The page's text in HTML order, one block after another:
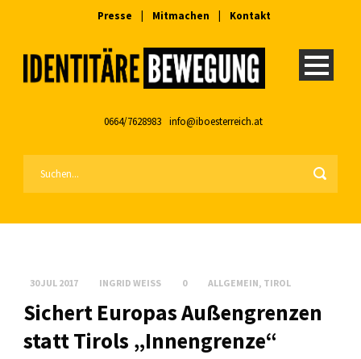
Presse Mitmachen Kontakt
0664/7628983 info@iboesterreich.at
30 JUL 2017 INGRID WEISS 0 ALLGEMEIN, TIROL
Sichert Europas Außengrenzen
statt Tirols „Innengrenze“